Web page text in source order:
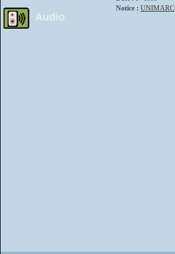
Audio
Notice : UNIMARC